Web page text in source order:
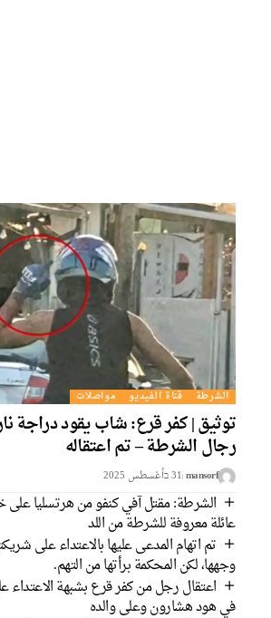
الشرطة قناة الفيديو مواصلات
توثيق | كفر قرع: شاب يقود دراجة
رجال الشرطة – تم اعتقاله
mansorf 31 בأغسطس 2025
الشرطة: مقتل آفي كنفو من هرتسليا على
عائلة معروفة للشرطة من اللد
تم اتهام المدعى عليها بالاعتداء على
وجهها، لكن المحكمة برأتها من التهم.
اعتقال رجل من كفر قرع بشبهة الاعتداء
في هود هشارون وعلى والده